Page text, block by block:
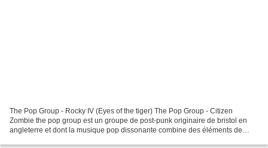
The Pop Group - Rocky IV (Eyes of the tiger) The Pop Group - Citizen
Zombie the pop group est un groupe de post-punk originaire de bristol en
angleterre et dont la musique pop dissonante combine des éléments de